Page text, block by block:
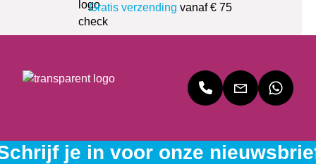
Gratis verzending vanaf € 75
je in voor onze